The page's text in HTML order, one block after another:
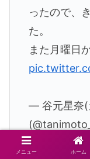
ったので、
た。
また月曜日
— 谷元星奈(
メニュー ホーム